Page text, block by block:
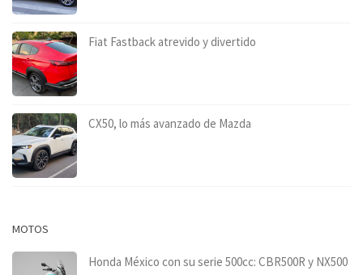
Fiat Fastback atrevido y divertido
CX50, lo más avanzado de Mazda
MOTOS
Honda México con su serie 500cc: CBR500R y NX500